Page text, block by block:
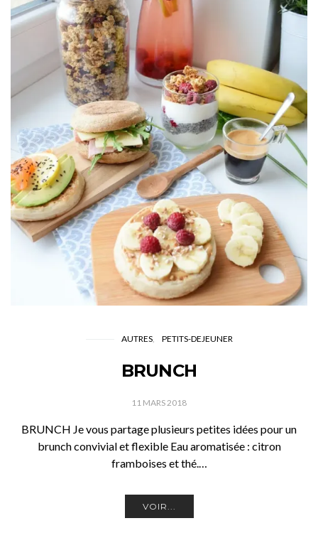
AUTRES PETITS-DEJEUNER
BRUNCH
11 MARS 2018
BRUNCH Je vous partage plusieurs petites idées pour un
brunch convivial et flexible Eau aromatisée : citron
framboises et thé.…
VOIR...